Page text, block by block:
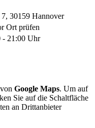
7, 30159 Hannover
Ort prüfen
- 21:00 Uhr
Google Maps. Um auf
Sie auf die Schaltfläche
an Drittanbieter